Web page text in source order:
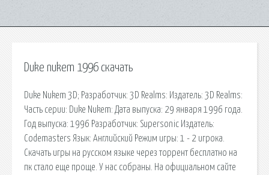
Duke nukem 1996 скачать
Duke Nukem 3D; Разработчик: 3D Realms: Издатель: 3D Realms:
Часть серии: Duke Nukem: Дата выпуска: 29 января 1996 года.
Год выпуска: 1996 Разработчик: Supersonic Издатель:
Codemasters Язык: Английский Режим игры: 1 - 2 игрока.
Скачать игры на русском языке через торрент бесплатно на
пк стало еще проще. У нас собраны. На официальном сайте